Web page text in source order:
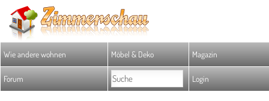
Wie andere wohnen Möbel & Deko Magazin
Forum Login